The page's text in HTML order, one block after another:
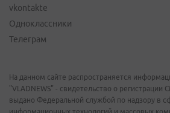
vkontakte
Одноклассники
Телеграм
На данном сайте распространяется
"VLADNEWS" - свидетельство о
выдано Федеральной службой по надзору в